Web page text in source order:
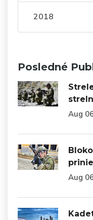
2018
Posledné
Aug
Aug